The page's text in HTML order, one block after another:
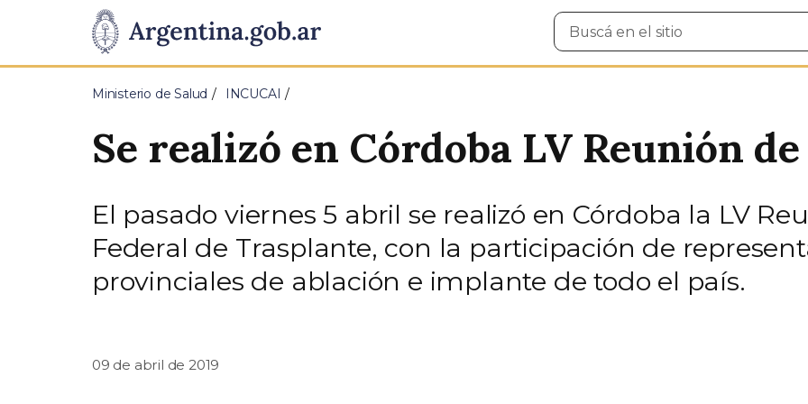
Presidencia
de
Pasar al contenido principal
Buscar
en
Ministerio de Salud INCUCAI
Se realizó en Córdoba LV Reunión de
El pasado viernes 5 abril se realizó en Córdoba la LV
Federal de Trasplante, con la participación de
provinciales de ablación e implante de todo el país.
09 de abril de 2019